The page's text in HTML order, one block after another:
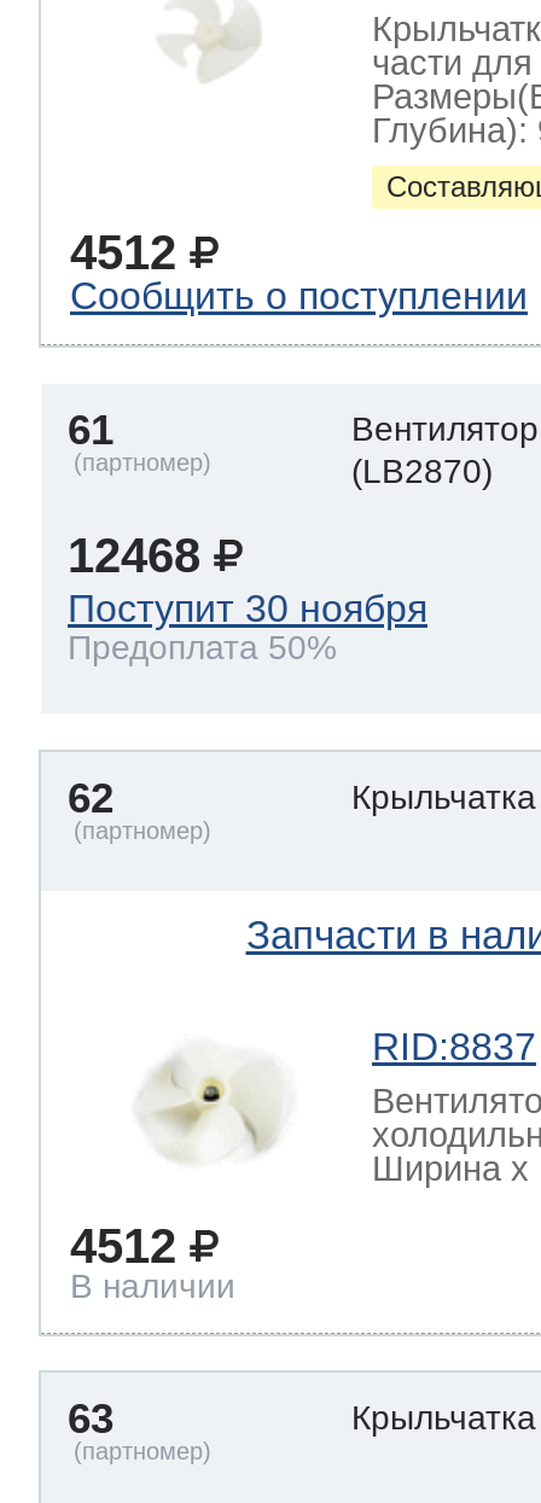
части
Глубина):
4512
Сообщить о поступлении
61
Вентилятор
(LB2870)
12468
Поступит 30 ноября
Предоплата 50%
62
Запчасти в
RID:8837
Ширина х
4512
В наличии
63